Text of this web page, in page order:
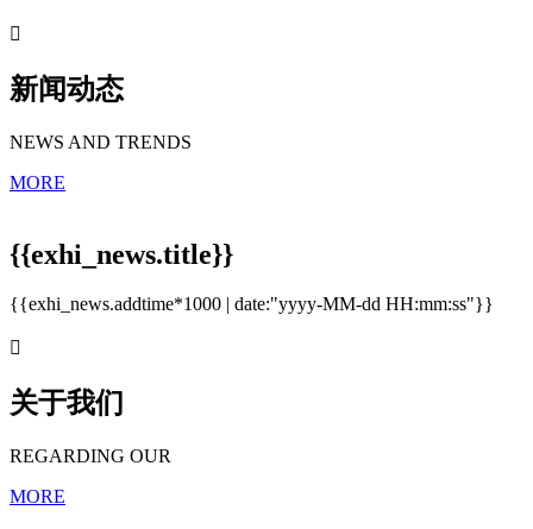

新闻动态
NEWS AND TRENDS
MORE
{{exhi_news.title}}
{{exhi_news.addtime*1000 | date:"yyyy-MM-dd HH:mm:ss"}}

关于我们
REGARDING OUR
MORE